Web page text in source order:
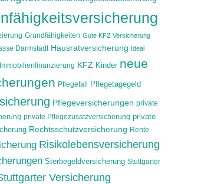
Grundfähigkeiten Gute KFZ Versicherung
Darmstadt Hausratversicherung Ideal
Immobilienfinanzierung KFZ Kinder neue
Pflegefall Pflegetagegeld
Pflegeversicherungen private
private Pflegezusatzversicherung private
Rechtsschutzversicherung Rente
Risikolebensversicherung
Sterbegeldversicherung Stuttgarter
Versicherung